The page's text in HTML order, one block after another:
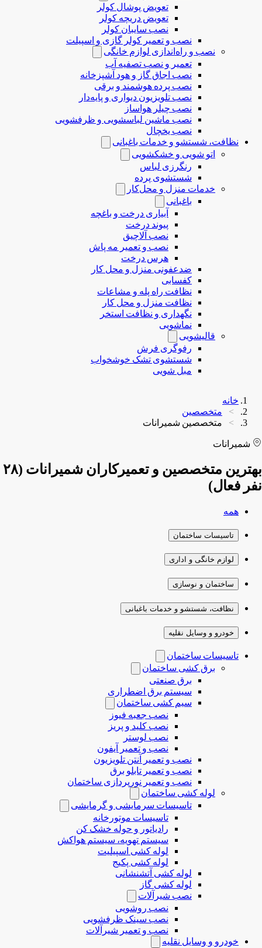
تعویض پوشال کولر
تعویض دریچه کولر
نصب سایبان کولر
نصب و تعمیر کولر گازی و اسپیلت
نصب و راه‌اندازی لوازم خانگی
تعمیر و نصب تصفیه آب
نصب اجاق گاز و هود آشپزخانه
نصب پرده هوشمند و برقی
نصب تلویزیون دیواری و پایه‌دار
نصب چیلر هواساز
نصب ماشین لباسشویی و ظرفشویی
نصب یخچال
نظافت، شستشو و خدمات باغبانی
اتو شویی و خشکشویی
رنگرزی لباس
شستشوی پرده
خدمات منزل و محل‌کار
باغبانی
آبیاری درخت و باغچه
پیوند درخت
نصب آلاچیق
نصب و تعمیر مه پاش
هرس درخت
ضدعفونی منزل و محل کار
کفسابی
نظافت راه پله و مشاعات
نظافت منزل و محل کار
نگهداری و نظافت استخر
نماشویی
قالیشویی
رفوگری فرش
شستشوی تشک خوشخواب
مبل شویی
خانه
متخصصین
متخصصین شمیرانات
شمیرانات
بهترین متخصصین و تعمیرکاران شمیرانات (۲۸
نفر فعال)
همه
تاسیسات ساختمان
لوازم خانگی و اداری
ساختمان و نوسازی
نظافت، شستشو و خدمات باغبانی
خودرو و وسایل نقلیه
تاسیسات ساختمان
برق کشی ساختمان
برق صنعتی
سیستم برق اضطراری
سیم کشی ساختمان
نصب جعبه فیوز
نصب کلید و پریز
نصب لوستر
نصب و تعمیر آیفون
نصب و تعمیر آنتن تلویزیون
نصب و تعمیر تابلو برق
نصب و تعمیر نورپردازی ساختمان
لوله کشی ساختمان
تاسیسات سرمایشی و گرمایشی
تاسیسات موتورخانه
رادیاتور و حوله خشک کن
سیستم تهویه، سیستم هواکش
لوله کشی اسپیلیت
لوله کشی پکیج
لوله کشی آتشنشانی
لوله کشی گاز
نصب شیرآلات
نصب روشویی
نصب سینک ظرفشویی
نصب و تعمیر شیرآلات
خودرو و وسایل نقلیه